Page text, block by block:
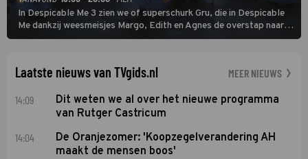
In Despicable Me 3 zien we of superschurk Gru, die in Despicable
Me dankzij weesmeisjes Margo, Edith en Agnes de overstap naar
het rechte pad maakte, ook op dat pad weet te blijven.
Laatste nieuws van TVgids.nl MEER NIEUWS
14:09
Dit weten we al over het nieuwe programma
van Rutger Castricum
14:04
De Oranjezomer: 'Koopzegelverandering AH
maakt de mensen boos'